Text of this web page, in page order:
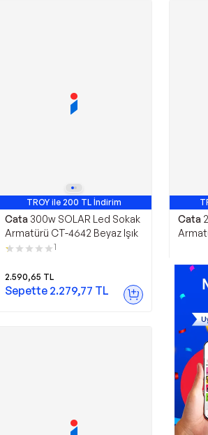
TROY ile 200 TL İndirim
Cata 300w SOLAR Led Sokak
Armatürü CT-4642 Beyaz Işık
1
2.590,65 TL
Sepette 2.279,77 TL
Cata
2.212,22